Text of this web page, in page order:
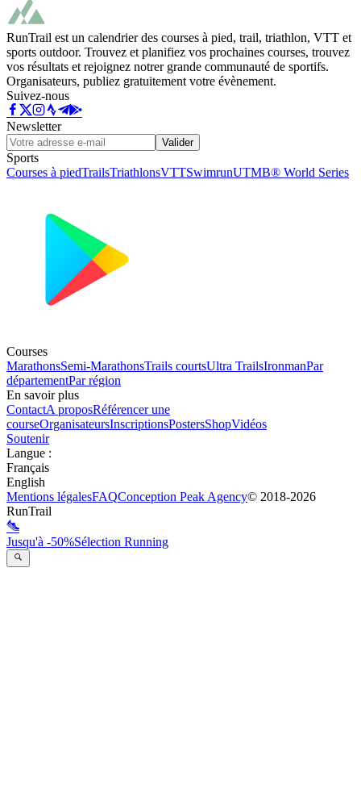
RunTrail est un calendrier des courses à pied, trail, triathlon, VTT et
sports outdoor. Trouvez et planifiez vos prochaines courses, trouvez
vos résultats et rejoignez notrer grande communauté de sportifs.
Organisateurs, publiez gratuitement votre évènement.
Suivez-nous
Newsletter
Valider
Sports
Courses à piedTrailsTriathlonsVTTSwimrunUTMB® World Series
Courses
MarathonsSemi-MarathonsTrails courtsUltra TrailsIronmanPar
départementPar région
En savoir plus
ContactA proposRéférencer une
courseOrganisateursInscriptionsPostersShopVidéos
Soutenir
Langue :
Français
English
Mentions légalesFAQConception Peak Agency© 2018-2026
RunTrail
Jusqu'à -50%Sélection Running